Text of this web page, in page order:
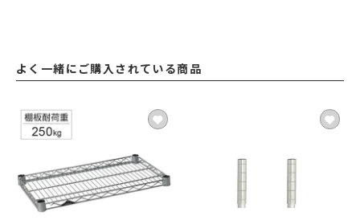
よく一緒にご購入されている商品